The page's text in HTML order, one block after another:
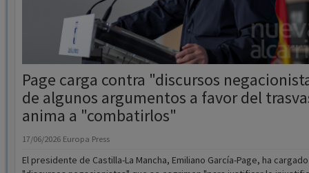
Page carga contra "discursos
de algunos argumentos a favor del
anima a "combatirlos"
17/06/2026 Europa Press
El presidente de Castilla-La Mancha, Emiliano García-Page, ha
"discursos negacionistas" que se esgrimen "para justificar lo
como es el trasvase". Durante [...]